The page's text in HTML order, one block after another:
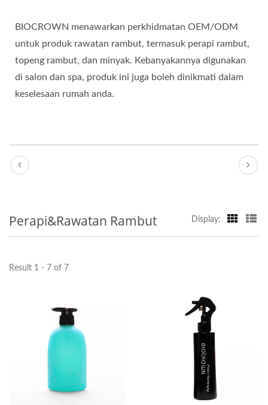
BIOCROWN menawarkan perkhidmatan OEM/ODM
untuk produk rawatan rambut, termasuk perapi rambut,
topeng rambut, dan minyak. Kebanyakannya digunakan
di salon dan spa, produk ini juga boleh dinikmati dalam
keselesaan rumah anda.
Perapi&Rawatan Rambut Display:
Result 1 - 7 of 7